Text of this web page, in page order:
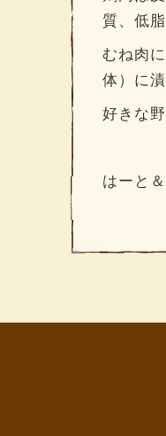
質、低
むね肉
体）に
好きな
はーと